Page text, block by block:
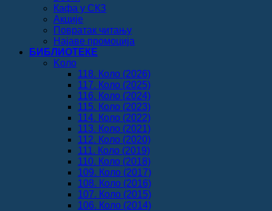
Кафа у СКЗ
Акције
Повратак читању
Најаве промоција
БИБЛИОТЕКЕ
Koло
118. Коло (2026)
117. Коло (2025)
116. Коло (2024)
115. Коло (2023)
114. Коло (2022)
113. Коло (2021)
112. Коло (2020)
111. Коло (2019)
110. Коло (2018)
109. Коло (2017)
108. Коло (2016)
107. Коло (2015)
106. Коло (2014)